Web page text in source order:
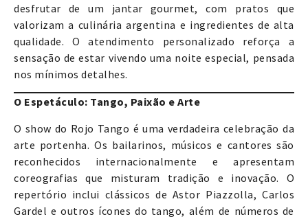
desfrutar de um jantar gourmet, com pratos que
valorizam a culinária argentina e ingredientes de alta
qualidade. O atendimento personalizado reforça a
sensação de estar vivendo uma noite especial, pensada
nos mínimos detalhes.
O Espetáculo: Tango, Paixão e Arte
O show do Rojo Tango é uma verdadeira celebração da
arte portenha. Os bailarinos, músicos e cantores são
reconhecidos internacionalmente e apresentam
coreografias que misturam tradição e inovação. O
repertório inclui clássicos de Astor Piazzolla, Carlos
Gardel e outros ícones do tango, além de números de